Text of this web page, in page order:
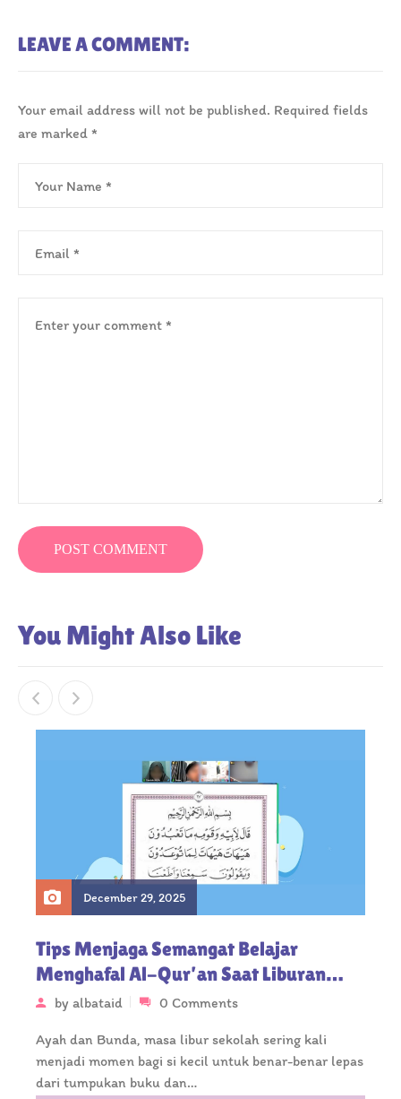
LEAVE A COMMENT:
Your email address will not be published. Required fields
are marked *
You Might Also Like
December 29, 2025
Tips Menjaga Semangat Belajar
Menghafal Al-Qur’an Saat Liburan
Sekolah, Orang Tua Catat Ya!
by albataid 0 Comments
Ayah dan Bunda, masa libur sekolah sering kali
menjadi momen bagi si kecil untuk benar-benar lepas
dari tumpukan buku dan…